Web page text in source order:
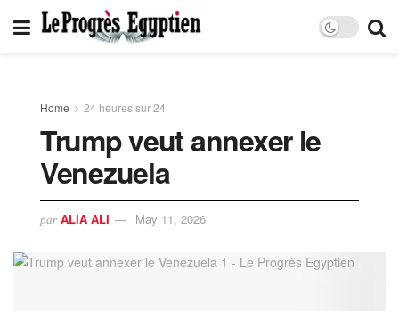
Home 24 heures sur 24
Trump veut annexer le
Venezuela
par ALIA ALI May 11, 2026